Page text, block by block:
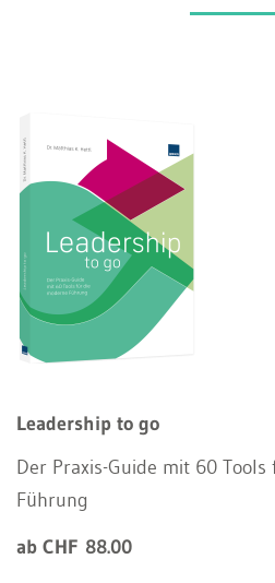
Leadership to go
Der Praxis-Guide mit 60
Führung
ab CHF 88.00